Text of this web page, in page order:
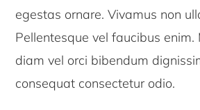
egestas ornare. Vivamus non
Pellentesque vel faucibus enim.
diam vel orci bibendum
consequat consectetur odio.